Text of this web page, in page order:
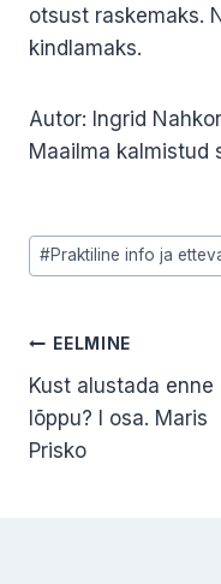
otsust raskemaks.
kindlamaks.
Autor: Ingrid Nahkor
Maailma kalmistud
Post
Tags:
#Praktiline info ja
EELMINE
Kust alustada enne
lõppu? I osa. Maris
Prisko